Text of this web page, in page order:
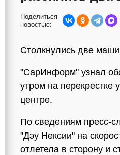
Поделиться
новостью:
Столкнулись две
"СарИнформ" узнал
утром на
центре.
По сведениям пресс-
"Дэу Нексии" на
отлетела в сторону и